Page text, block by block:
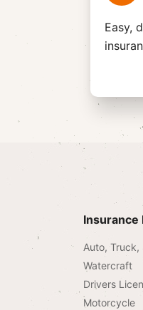
Easy,
Insurance
Auto, Truck,
Watercraft
Drivers
Motorcycle